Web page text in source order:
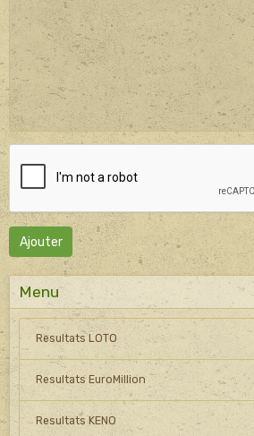
Ajouter
Menu
Resultats LOTO
Resultats EuroMillion
Resultats KENO